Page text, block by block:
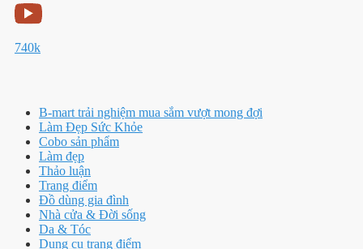
740k
B-mart trải nghiệm mua sắm vượt mong đợi
Làm Đẹp Sức Khỏe
Cobo sản phẩm
Làm đẹp
Thảo luận
Trang điểm
Đồ dùng gia đình
Nhà cửa & Đời sống
Da & Tóc
Dụng cụ trang điểm